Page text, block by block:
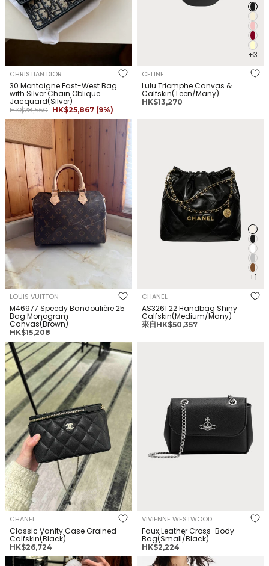
CHRISTIAN DIOR
30 Montaigne East-West Bag
with Silver Chain Oblique
Jacquard(Silver)
正
常
價
格
HK$28,560 銷
售
價
格
HK$25,867 (9%)
+3
CELINE
Lulu Triomphe Canvas &
Calfskin(Teen/Many)
正
HK$13,270
LOUIS VUITTON M46977
Speedy Bandoulière 25 Bag
Monogram Canvas(Brown)
LOUIS VUITTON
M46977 Speedy Bandoulière 25
Bag Monogram
Canvas(Brown)
正
常
價
格
HK$15,208
+1
CHANEL
AS3261 22 Handbag Shiny
Calfskin(Medium/Many)
正
來自HK$50,357
CHANEL Classic Vanity Case
Grained Calfskin(Black)
CHANEL
Classic Vanity Case Grained
Calfskin(Black)
正
常
HK$26,724
VIVIENNE WESTWOOD
Faux Leather Cross-Body
Bag(Small/Black)
正
HK$2,224
CHANEL AS3260 22 Handbag LOUIS VUITTON M45985 Diane